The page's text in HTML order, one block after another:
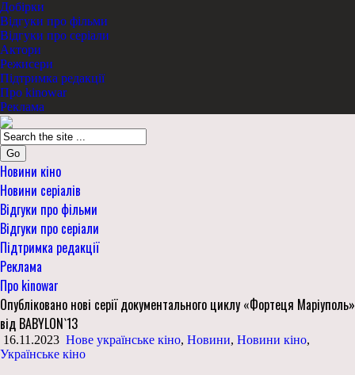
Добірки
Відгуки про фільми
Відгуки про серіали
Актори
Режисери
Підтримка редакції
Про kinowar
Реклама
Go
Новини кіно
Новини серіалів
Відгуки про фільми
Відгуки про серіали
Підтримка редакції
Реклама
Про kinowar
Опубліковано нові серії документального циклу «Фортеця Маріуполь»
від BABYLON`13
16.11.2023 Нове українське кіно, Новини, Новини кіно,
Українське кіно